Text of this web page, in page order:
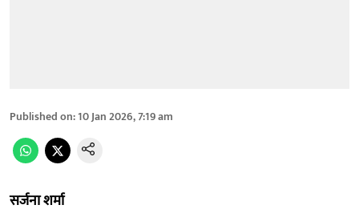
Published on:10 Jan 2026, 7:19 am
सर्जना शर्मा